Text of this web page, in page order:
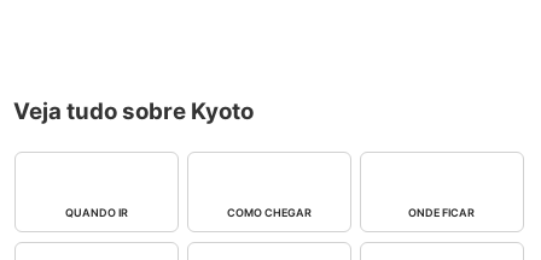
Veja tudo sobre Kyoto
QUANDO IR COMO CHEGAR ONDE FICAR